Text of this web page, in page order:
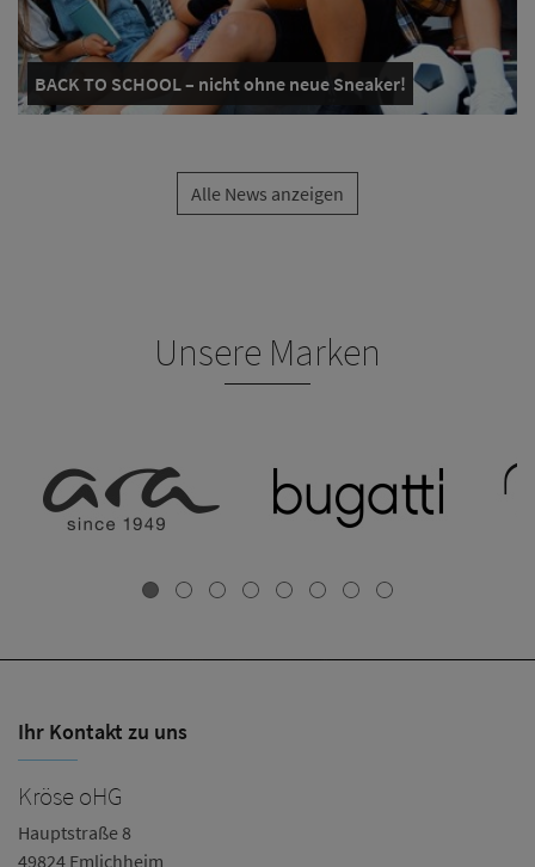
BACK TO SCHOOL – nicht ohne neue Sneaker!
Alle News anzeigen
Unsere Marken
Ihr Kontakt zu uns
Kröse oHG
Hauptstraße 8
49824 Emlichheim